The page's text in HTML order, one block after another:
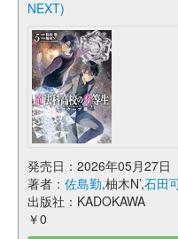
NEXT)
発売日：2026年05月27日
著者： 佐島勤,柚木N’,石田
出版社：KADOKAWA
￥0